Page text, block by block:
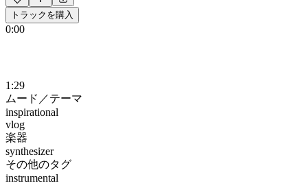
トラックを購入
0:00
1:29
ムード／テーマ
inspirational
vlog
楽器
synthesizer
その他のタグ
instrumental